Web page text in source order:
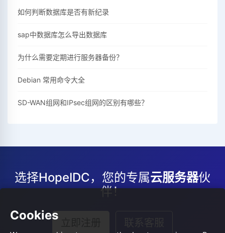
如何判断数据库是否有新纪录
sap中数据库怎么导出数据库
为什么需要定期进行服务器备份？
Debian 常用命令大全
SD-WAN组网和IPsec组网的区别有哪些？
选择HopeIDC，您的专属云服务器伙
伴！
Cookies